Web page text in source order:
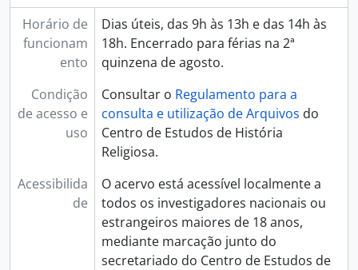
Horário de
funcionam
ento
Dias úteis, das 9h às 13h e das 14h às
18h. Encerrado para férias na 2ª
quinzena de agosto.
Condição
de acesso e
uso
Consultar o Regulamento para a
consulta e utilização de Arquivos do
Centro de Estudos de História
Religiosa.
Acessibilida
de
O acervo está acessível localmente a
todos os investigadores nacionais ou
estrangeiros maiores de 18 anos,
mediante marcação junto do
secretariado do Centro de Estudos de